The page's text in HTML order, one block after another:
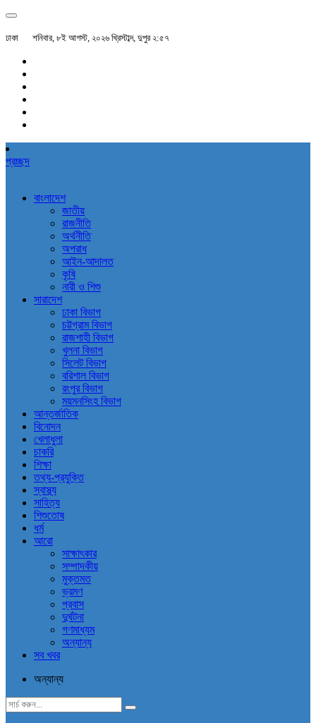
ঢাকা শনিবার, ৮ই আগস্ট, ২০২৬ খ্রিস্টাব্দ, দুপুর ২:৫৭
প্রচ্ছদ
বাংলাদেশ
জাতীয়
রাজনীতি
অর্থনীতি
অপরাধ
আইন-আদালত
কৃষি
নারী ও শিশু
সারাদেশ
ঢাকা বিভাগ
চট্টগ্রাম বিভাগ
রাজশাহী বিভাগ
খুলনা বিভাগ
সিলেট বিভাগ
বরিশাল বিভাগ
রংপুর বিভাগ
ময়মনসিংহ বিভাগ
আন্তর্জাতিক
বিনোদন
খেলাধুলা
চাকরি
শিক্ষা
তথ্য-প্রযুক্তি
স্বাস্থ্য
সাহিত্য
শিশুতোষ
ধর্ম
আরো
সাক্ষাৎকার
সম্পাদকীয়
মুক্তমত
ভ্রমণ
প্রবাস
দুর্ঘটনা
গণমাধ্যম
অন্যান্য
সব খবর
অন্যান্য